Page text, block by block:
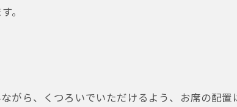
。
がら、くつろいでいただけるよう、お席の配